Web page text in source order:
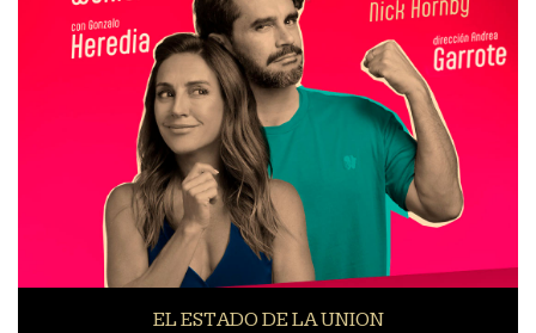
EL ESTADO DE LA UNION